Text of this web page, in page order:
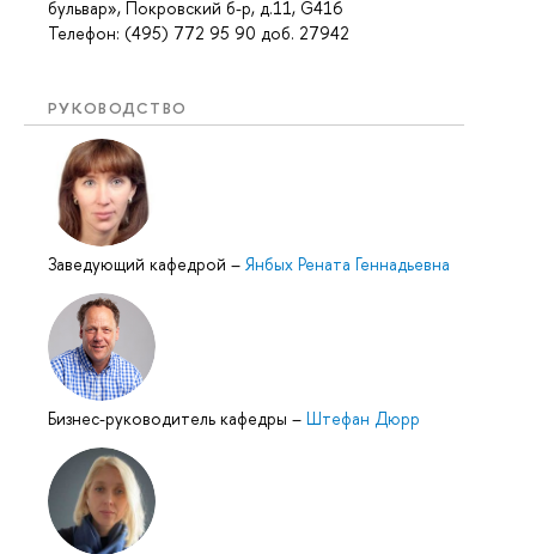
бульвар», Покровский б-р, д.11, G416
Телефон: (495) 772 95 90 доб. 27942
РУКОВОДСТВО
Заведующий кафедрой – Янбых Рената Геннадьевна
Бизнес-руководитель кафедры – Штефан Дюрр